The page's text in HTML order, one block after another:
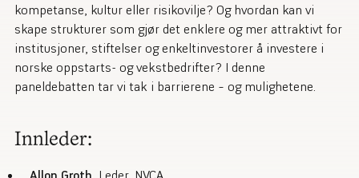
kompetanse, kultur eller risikovilje? Og hvordan kan vi
skape strukturer som gjør det enklere og mer attraktivt for
institusjoner, stiftelser og enkeltinvestorer å investere i
norske oppstarts- og vekstbedrifter? I denne
paneldebatten tar vi tak i barrierene – og mulighetene.
Innleder:
Allon Groth , Leder, NVCA